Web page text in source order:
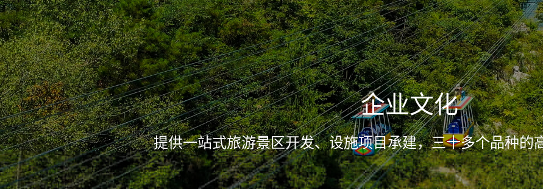
企业文化
提供一站式旅游景区开发、设施项目承建，三十多个品种的